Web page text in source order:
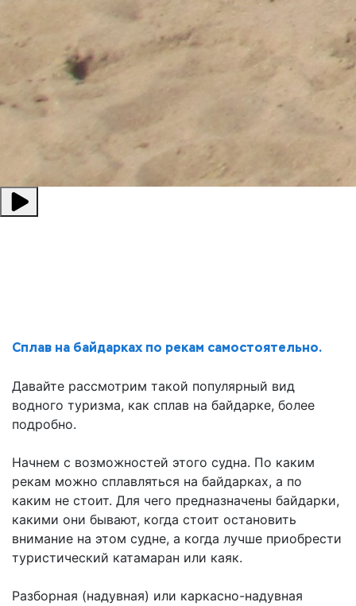
Сплав на байдарках по рекам самостоятельно.
Давайте рассмотрим такой популярный вид
водного туризма, как сплав на байдарке, более
подробно.
Начнем с возможностей этого судна. По каким
рекам можно сплавляться на байдарках, а по
каким не стоит. Для чего предназначены байдарки,
какими они бывают, когда стоит остановить
внимание на этом судне, а когда лучше приобрести
туристический катамаран или каяк.
Разборная (надувная) или каркасно-надувная